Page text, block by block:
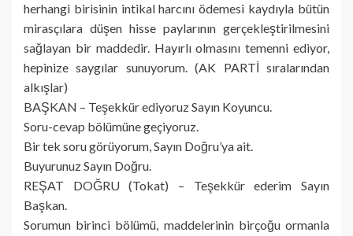
herhangi birisinin intikal harcını ödemesi kaydıyla bütün
mirasçılara düşen hisse paylarının gerçekleştirilmesini
sağlayan bir maddedir. Hayırlı olmasını temenni ediyor,
hepinize saygılar sunuyorum. (AK PARTİ sıralarından
alkışlar)
BAŞKAN – Teşekkür ediyoruz Sayın Koyuncu.
Soru-cevap bölümüne geçiyoruz.
Bir tek soru görüyorum, Sayın Doğru’ya ait.
Buyurunuz Sayın Doğru.
REŞAT DOĞRU (Tokat) – Teşekkür ederim Sayın
Başkan.
Sorumun birinci bölümü, maddelerinin birçoğu ormanla